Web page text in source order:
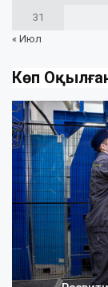
31
« Июл
Көп